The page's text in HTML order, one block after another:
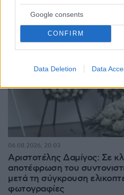
Google consents
CONFIRM
Data Deletion Data
Αριστοτέλης Δαμίγος: Σε
αποτέφρωση του
μετά τη σύγκρουση
φωτογραφίες
06.08.2026, 20:03